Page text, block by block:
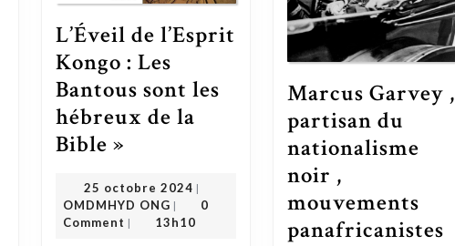
L’Éveil de l’Esprit
Kongo : Les
Bantous sont les
hébreux de la
Bible »
25 octobre 2024 25 octobre 2024
|
OMDMHYD ONG
OMDMHYD ONG
|
0
Comment | 13h10
Marcus Garvey ,
partisan du
nationalisme
noir ,
mouvements
panafricanistes